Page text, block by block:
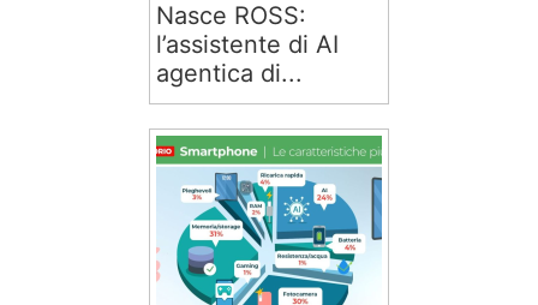
Nasce ROSS:
l’assistente di AI
agentica di...